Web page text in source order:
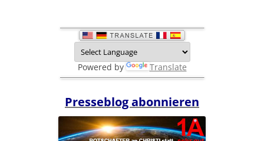
Powered by Translate
Presseblog abonnieren